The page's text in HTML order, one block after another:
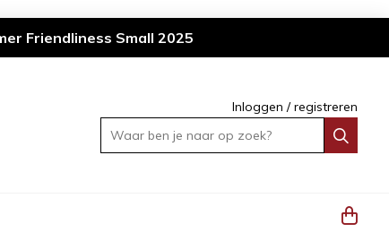
Friendliness Small 2025
Inloggen /registreren
Waar ben je naar op zoek?